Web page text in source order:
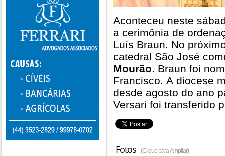
Aconteceu neste
a cerimônia de
Luís Braun. No
catedral São José
Mourão. Braun foi
Francisco. A diocese
desde agosto do ano
Versari foi transferido
Fotos (Clique para Ampliar)